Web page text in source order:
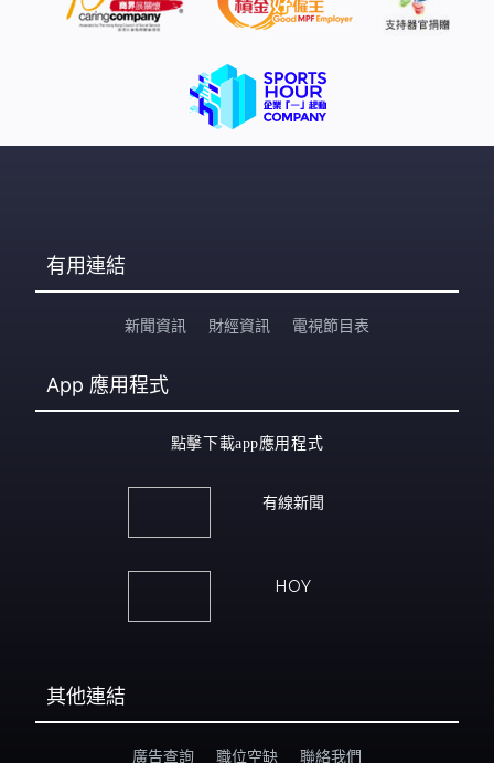
有用連結
新聞資訊 財經資訊 電視節目表
App 應用程式
點擊下載app應用程式
有線新聞
HOY
其他連結
廣告查詢 職位空缺 聯絡我們